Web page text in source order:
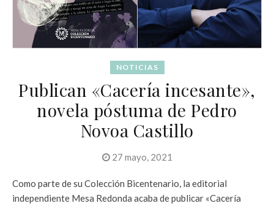
NOTICIAS
Publican «Cacería incesante»,
novela póstuma de Pedro
Novoa Castillo
27 mayo, 2021
Como parte de su Colección Bicentenario, la editorial
independiente Mesa Redonda acaba de publicar «Cacería